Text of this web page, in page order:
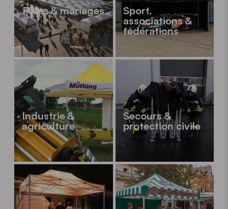
Fêtes & mariages
Sport,
associations &
fédérations
Industrie &
agriculture
Secours &
protection civile